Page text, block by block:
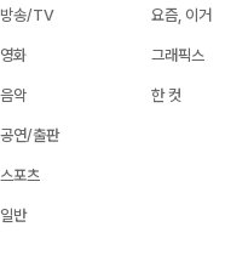
방송/TV
영화
음악
공연/출판
스포츠
일반
요즘, 이거
그래픽스
한 컷